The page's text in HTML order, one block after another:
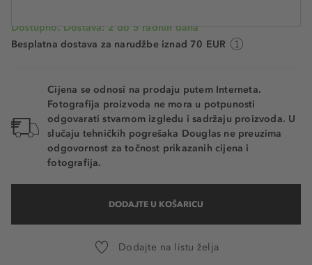
Dostupno. Dostava: 2 do 5 radnih dana
Besplatna dostava za narudžbe iznad 70 EUR
Cijena se odnosi na prodaju putem Interneta.
Fotografija proizvoda ne mora u potpunosti
odgovarati stvarnom izgledu i sadržaju proizvoda. U
slučaju tehničkih pogrešaka Douglas ne preuzima
odgovornost za točnost prikazanih cijena i
fotografija.
DODAJTE U KOŠARICU
Dodajte na listu želja